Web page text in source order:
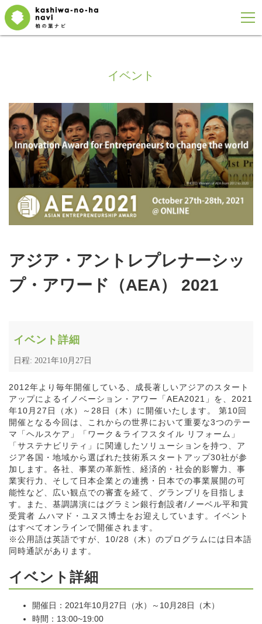
イベント
アジア・アントレプレナーシッ
プ・アワード（AEA） 2021
イベント詳細
日程: 2021年10月27日
2012年より毎年開催している、成長著しいアジアのスタート
アップによるイノベーション・アワー「AEA2021」を、2021
年10月27日（水）～28日（木）に開催いたします。 第10回
開催となる今回は、これからの世界において重要な3つのテー
マ「ヘルスケア」「ワーク＆ライフスタイル リフォーム」
「サステナビリティ」に関連したソリューションを持つ、ア
ジア各国・地域から選ばれた技術系スタートアップ30社が参
加します。各社、事業の革新性、経済的・社会的影響力、事
業実行力、そして日本企業との連携・日本での事業展開の可
能性など、広い観点での審査を経て、グランプリを目指しま
す。また、基調講演にはグラミン銀行創設者/ノーベル平和賞
受賞者 ムハマド・ユヌス博士をお迎えしています。イベント
はすべてオンラインで開催されます。
※公用語は英語ですが、10/28（木）のプログラムには日本語
同時通訳があります。
イベント詳細
開催日：2021年10月27日（水）～10月28日（木）
時間：13:00~19:00